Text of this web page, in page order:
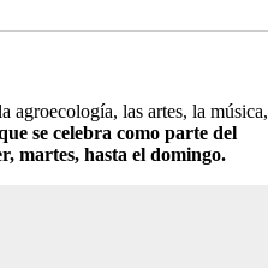
agroecología, las artes, la música,
se celebra como parte del
martes, hasta el domingo.